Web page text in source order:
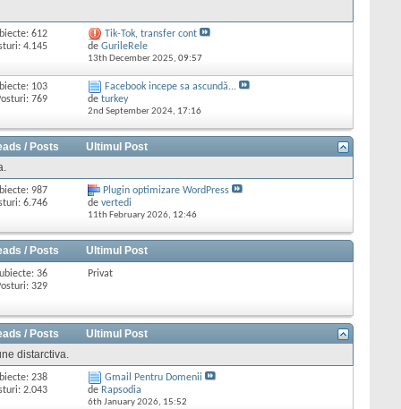
612
4.145
Tik-Tok, transfer cont
de GurileRele
13th December 2025, 09:57
103
769
Facebook incepe sa ascundă...
de turkey
2nd September 2024, 17:16
/ Posts
Ultimul Post
987
6.746
Plugin optimizare WordPress
de vertedi
11th February 2026, 12:46
/ Posts Ultimul Post
36
329
Privat
/ Posts
Ultimul Post
distarctiva.
238
2.043
Gmail Pentru Domenii
de Rapsodia
6th January 2026, 15:52